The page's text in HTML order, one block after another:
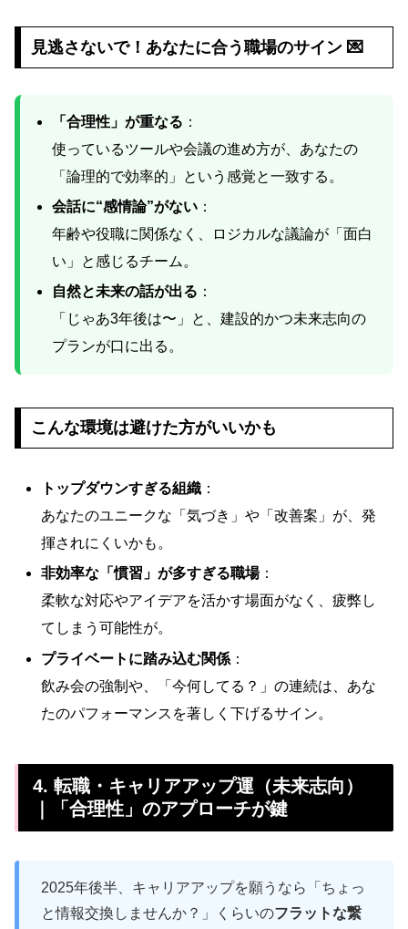
見逃さないで！あなたに合う職場のサイン 💌
「合理性」が重なる ：
使っているツールや会議の進め方が、あなたの
「論理的で効率的」という感覚と一致する。
会話に“感情論”がない ：
年齢や役職に関係なく、ロジカルな議論が「面白
い」と感じるチーム。
自然と未来の話が出る ：
「じゃあ3年後は〜」と、建設的かつ未来志向の
プランが口に出る。
こんな環境は避けた方がいいかも
トップダウンすぎる組織 ：
あなたのユニークな「気づき」や「改善案」が、発
揮されにくいかも。
非効率な「慣習」が多すぎる職場：
柔軟な対応やアイデアを活かす場面がなく、疲弊し
てしまう可能性が。
プライベートに踏み込む関係 ：
飲み会の強制や、「今何してる？」の連続は、あな
たのパフォーマンスを著しく下げるサイン。
4. 転職・キャリアアップ運（未来志向）
｜「合理性」のアプローチが鍵
2025年後半、キャリアアップを願うなら「ちょっ
と情報交換しませんか？」くらいのフラットな繋